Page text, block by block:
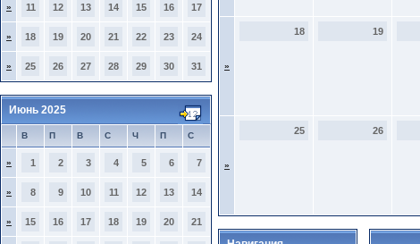
» 11 12 13 14 15 16 17
» 18 19 20 21 22 23 24
» 25 26 27 28 29 30 31
Июнь 2025
В П В С Ч П С
» 1 2 3 4 5 6 7
» 8 9 10 11 12 13 14
» 15 16 17 18 19 20 21
»
18 19
»
25 26